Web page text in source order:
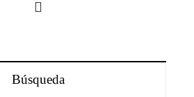
Búsqueda